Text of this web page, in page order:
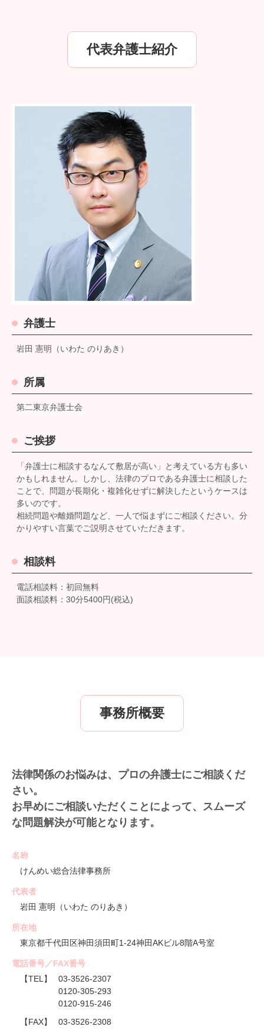
代表弁護士紹介
弁護士
岩田 憲明（いわた のりあき）
所属
第二東京弁護士会
ご挨拶
「弁護士に相談するなんて敷居が高い」と考えている方も多い
かもしれません。しかし、法律のプロである弁護士に相談した
ことで、問題が長期化・複雑化せずに解決したというケースは
多いのです。
相続問題や離婚問題など、一人で悩まずにご相談ください。分
かりやすい言葉でご説明させていただきます。
相談料
電話相談料：初回無料
面談相談料：30分5400円(税込)
事務所概要
法律関係のお悩みは、プロの弁護士にご相談くだ
さい。
お早めにご相談いただくことによって、スムーズ
な問題解決が可能となります。
名称
けんめい総合法律事務所
代表者
岩田 憲明（いわた のりあき）
所在地
東京都千代田区神田須田町1-24神田AKビル8階A号室
電話番号／FAX番号
【TEL】
03-3526-2307
0120-305-293
0120-915-246
【FAX】
03-3526-2308